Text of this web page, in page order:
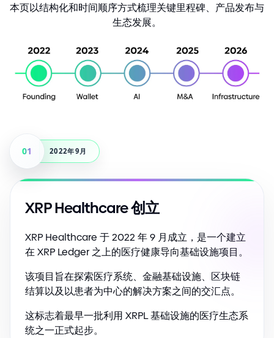
本页以结构化和时间顺序方式梳理关键里程碑、产品发布与
生态发展。
01 2022年9月
XRP Healthcare 创立
XRP Healthcare 于 2022 年 9 月成立，是一个建立
在 XRP Ledger 之上的医疗健康导向基础设施项目。
该项目旨在探索医疗系统、金融基础设施、区块链
结算以及以患者为中心的解决方案之间的交汇点。
这标志着最早一批利用 XRPL 基础设施的医疗生态系
统之一正式起步。